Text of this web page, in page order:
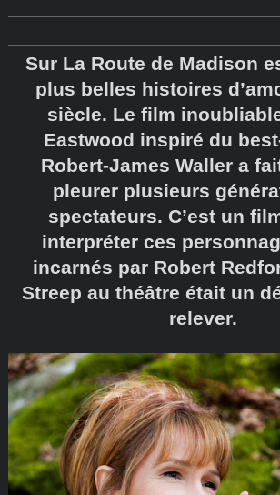
Sur La Route de Madison
plus belles histoires
siècle. Le film
Eastwood inspiré du
Robert-James Waller a
pleurer plusieurs
spectateurs. C’est un
interpréter ces
incarnés par Robert
Streep au théâtre était un
relever.